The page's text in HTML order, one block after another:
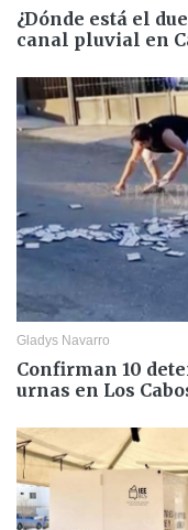
¿Dónde está el
canal pluvial en
Gladys Navarro
Confirman 10
urnas en Los